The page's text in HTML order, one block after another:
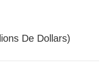
De Dollars)